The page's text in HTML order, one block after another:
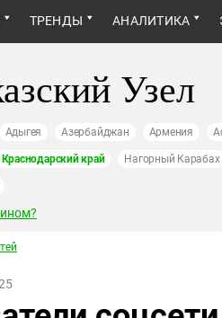
ТРЕНДЫ АНАЛИТИКА
Узел
Адыгея Азербайджан Армения
Краснодарский край Нагорный Карабах